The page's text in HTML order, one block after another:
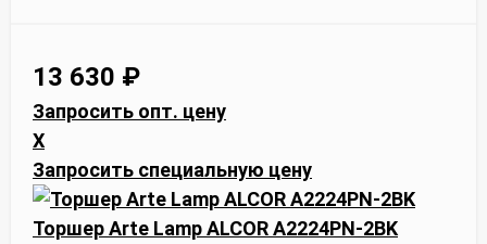
13 630 ₽
Запросить опт. цену
X
Запросить специальную цену
Торшер Arte Lamp ALCOR A2224PN-2BK